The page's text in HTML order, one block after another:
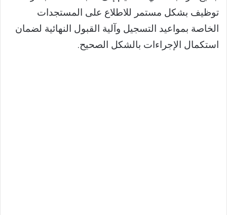
توظيف بشكل مستمر للاطلاع على المستجدات
الخاصة بمواعيد التسجيل وآلية القبول النهائية لضمان
استكمال الإجراءات بالشكل الصحيح.